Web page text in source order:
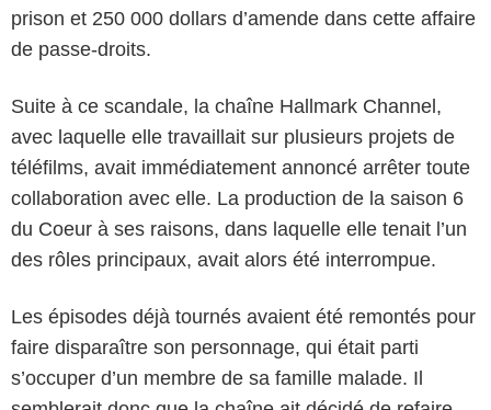
prison et 250 000 dollars d’amende dans cette affaire
de passe-droits.
Suite à ce scandale, la chaîne Hallmark Channel,
avec laquelle elle travaillait sur plusieurs projets de
téléfilms, avait immédiatement annoncé arrêter toute
collaboration avec elle. La production de la saison 6
du Coeur à ses raisons, dans laquelle elle tenait l’un
des rôles principaux, avait alors été interrompue.
Les épisodes déjà tournés avaient été remontés pour
faire disparaître son personnage, qui était parti
s’occuper d’un membre de sa famille malade. Il